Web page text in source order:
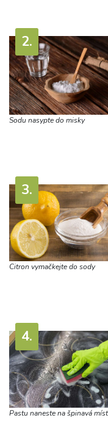
Sodu nasypte do misky
Citron vymačkejte do sody
Pastu naneste na špinavá